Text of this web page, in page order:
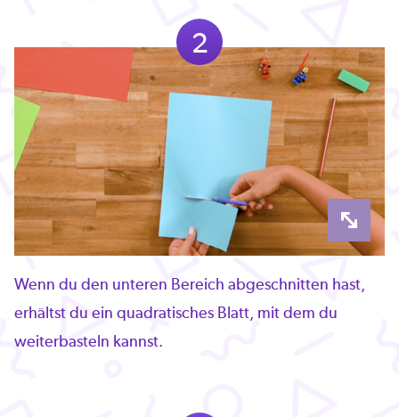
2
Wenn du den unteren Bereich abgeschnitten hast,
erhältst du ein quadratisches Blatt, mit dem du
weiterbasteln kannst.